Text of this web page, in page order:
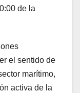
de la
el sentido de
marítimo,
activa de la